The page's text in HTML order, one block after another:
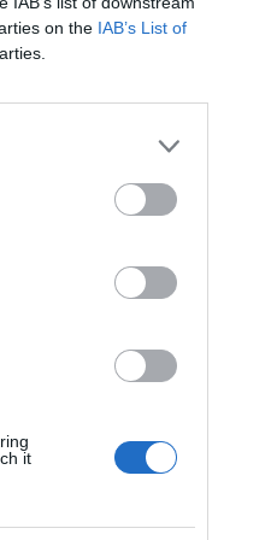
on the IAB’s List of
it
hogy Ukrajna számára
országát a gyártókkal
sajtószolgálatára...
előfizetéses